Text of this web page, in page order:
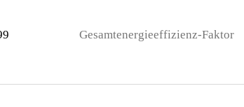
Gesamtenergieeffizienz-Faktor